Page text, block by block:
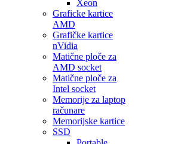
Xeon
Graficke kartice
AMD
Grafičke kartice
nVidia
Matične ploče za
AMD socket
Matične ploče za
Intel socket
Memorije za laptop
računare
Memorijske kartice
SSD